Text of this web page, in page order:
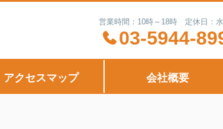
営業時間：10時～18時 定休日：
03-5944-
アクセスマップ 会社概要